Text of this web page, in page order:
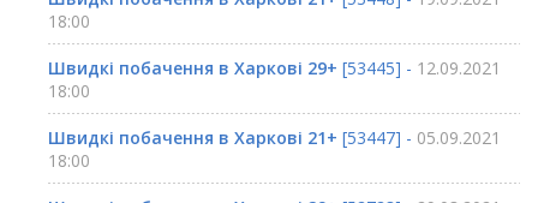
18:00
Швидкі побачення в Харкові 29+ [53445] - 12.09.2021
18:00
Швидкі побачення в Харкові 21+ [53447] - 05.09.2021
18:00